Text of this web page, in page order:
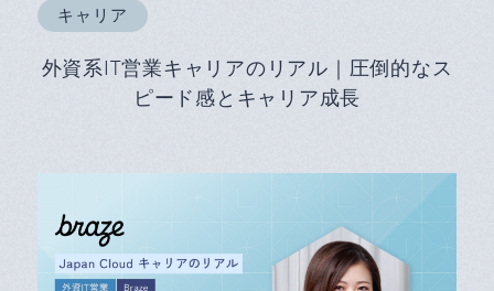
キャリア
外資系IT営業キャリアのリアル｜圧倒的なス
ピード感とキャリア成長